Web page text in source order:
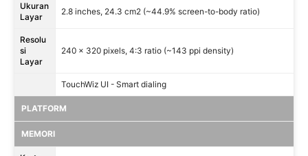
Ukuran
Layar
2.8 inches, 24.3 cm2 (~44.9% screen-to-body ratio)
Resolu
si
Layar
240 x 320 pixels, 4:3 ratio (~143 ppi density)
TouchWiz UI - Smart dialing
PLATFORM
MEMORI